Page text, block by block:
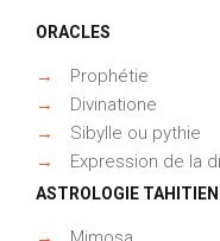
ORACLES
→
Prophétie
→
Divinatione
→
Sibylle ou pythie
→
Expression de la
ASTROLOGIE